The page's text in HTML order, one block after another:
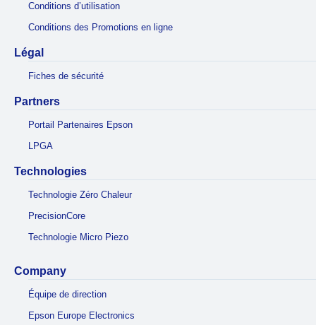
Conditions d’utilisation
Conditions des Promotions en ligne
Légal
Fiches de sécurité
Partners
Portail Partenaires Epson
LPGA
Technologies
Technologie Zéro Chaleur
PrecisionCore
Technologie Micro Piezo
Company
Équipe de direction
Epson Europe Electronics